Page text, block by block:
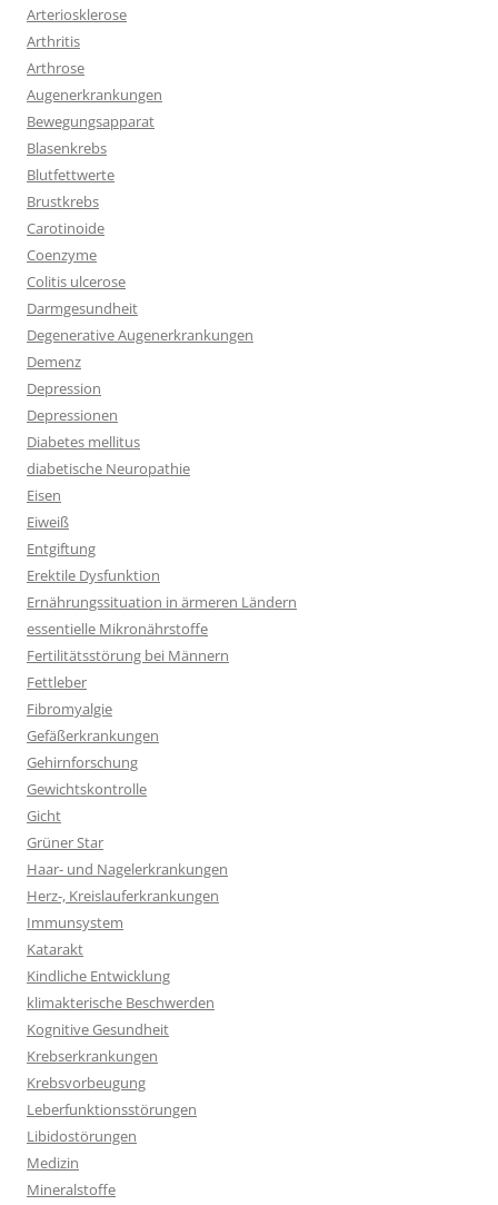
Arteriosklerose
Arthritis
Arthrose
Augenerkrankungen
Bewegungsapparat
Blasenkrebs
Blutfettwerte
Brustkrebs
Carotinoide
Coenzyme
Colitis ulcerose
Darmgesundheit
Degenerative Augenerkrankungen
Demenz
Depression
Depressionen
Diabetes mellitus
diabetische Neuropathie
Eisen
Eiweiß
Entgiftung
Erektile Dysfunktion
Ernährungssituation in ärmeren Ländern
essentielle Mikronährstoffe
Fertilitätsstörung bei Männern
Fettleber
Fibromyalgie
Gefäßerkrankungen
Gehirnforschung
Gewichtskontrolle
Gicht
Grüner Star
Haar- und Nagelerkrankungen
Herz-, Kreislauferkrankungen
Immunsystem
Katarakt
Kindliche Entwicklung
klimakterische Beschwerden
Kognitive Gesundheit
Krebserkrankungen
Krebsvorbeugung
Leberfunktionsstörungen
Libidostörungen
Medizin
Mineralstoffe